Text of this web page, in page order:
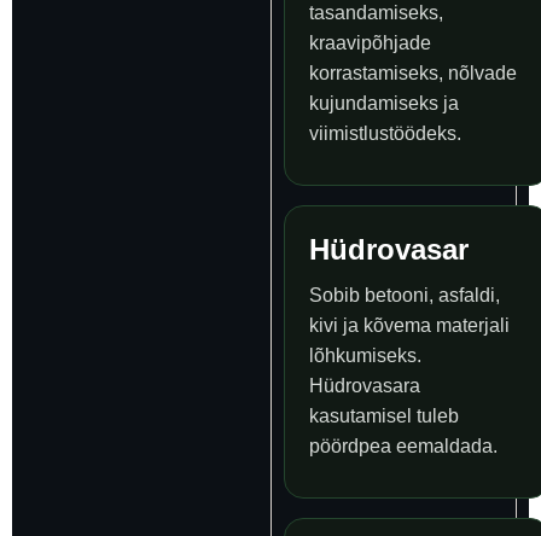
tasandamiseks,
kraavipõhjade
korrastamiseks, nõlvade
kujundamiseks ja
viimistlustöödeks.
Hüdrovasar
Sobib betooni, asfaldi,
kivi ja kõvema materjali
lõhkumiseks.
Hüdrovasara
kasutamisel tuleb
pöördpea eemaldada.